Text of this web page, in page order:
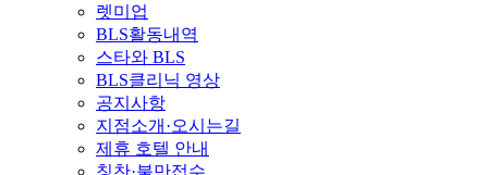
렛미업
BLS활동내역
스타와 BLS
BLS클리닉 영상
공지사항
지점소개·오시는길
제휴 호텔 안내
칭찬·불만접수